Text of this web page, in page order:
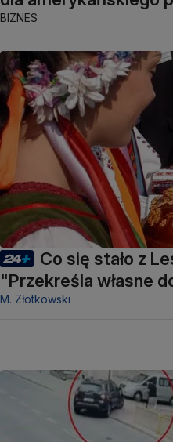
BIZNES
Co się stało z
"Przekreśla własne
M. Złotkowski